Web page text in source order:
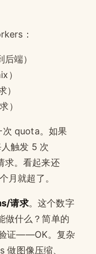
：
端）
）
）
）
次 quota。如果
触发 5 次
求。看起来还
月就超了。
请求。这个数字
做什么？简单的
证——OK。复杂
做图像压缩、